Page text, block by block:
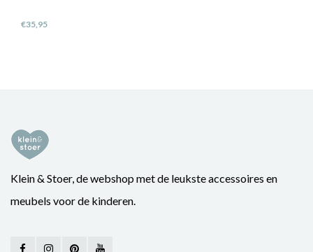
€35,95
Klein & Stoer, de webshop met de leukste accessoires en
meubels voor de kinderen.